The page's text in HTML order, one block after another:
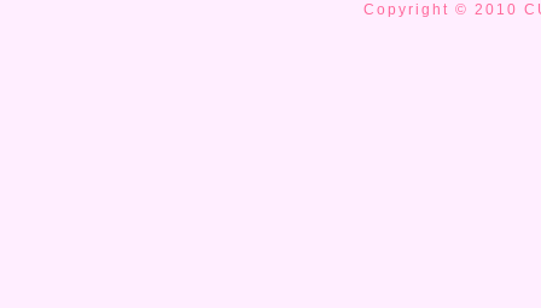
Copyright © 2010